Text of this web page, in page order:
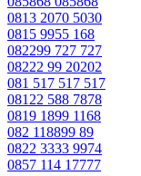
0813 2070 5030
0815 9955 168
082299 727 727
08222 99 20202
081 517 517 517
08122 588 7878
0819 1899 1168
082 118899 89
0822 3333 9974
0857 114 17777